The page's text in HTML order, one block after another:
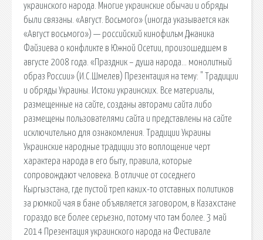
украинского народа. Многие украинские обычаи и обряды
были связаны. «Август. Восьмого» (иногда указывается как
«Август восьмого») — российский кинофильм Джаника
Файзиева о конфликте в Южной Осетии, произошедшем в
августе 2008 года. «Праздник – душа народа… монолитный
образ России» (И.С.Шмелев) Презентация на тему: " Традиции
и обряды Украины. Истоки украинских. Все материалы,
размещенные на сайте, созданы авторами сайта либо
размещены пользователями сайта и представлены на сайте
исключительно для ознакомления. Традиции Украины
Украинские народные традиции это воплощение черт
характера народа в его быту, правила, которые
сопровождают человека. В отличие от соседнего
Кыргызстана, где пустой треп каких-то отставных политиков
за рюмкой чая в бане объявляется заговором, в Казахстане
гораздо все более серьезно, потому что там более. 3 май
2014 Презентация украинского народа на Фестивале